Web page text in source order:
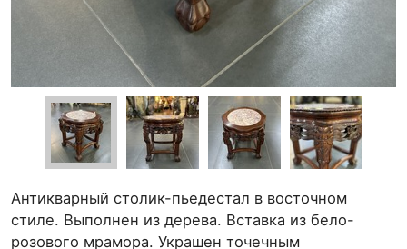
Антикварный столик-пьедестал в восточном
стиле. Выполнен из дерева. Вставка из бело-
розового мрамора. Украшен точечным